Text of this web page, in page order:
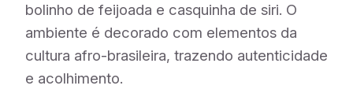
bolinho de feijoada e casquinha de siri. O
ambiente é decorado com elementos da
cultura afro-brasileira, trazendo autenticidade
e acolhimento.